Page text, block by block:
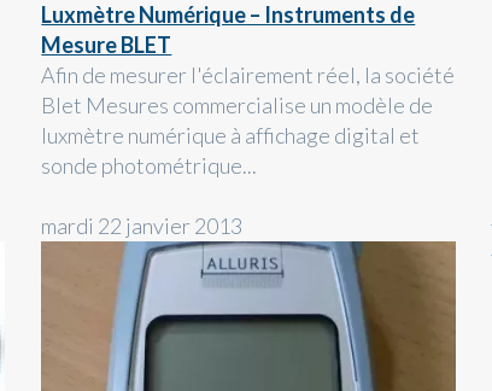
Luxmètre Numérique – Instruments de
Mesure BLET
Afin de mesurer l'éclairement réel, la société
Blet Mesures commercialise un modèle de
luxmètre numérique à affichage digital et
sonde photométrique...
mardi 22 janvier 2013